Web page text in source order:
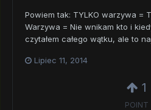
Powiem tak: TYLKO warzywa =
Warzywa = Nie wnikam kto i
czytałem całego wątku, ale to
Lipiec 11, 2014
1
POINT